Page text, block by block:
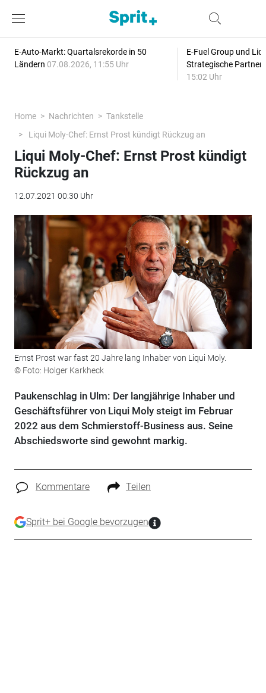
E-Auto-Markt: Quartalsrekorde in 50
Ländern 07.08.2026, 11:55 Uhr
E-Fuel Group und
Strategische
15:02 Uhr
Home Nachrichten
Tankstelle
Liqui Moly-Chef: Ernst Prost kündigt Rückzug an
Liqui Moly-Chef: Ernst Prost kündigt
Rückzug an
12.07.2021 00:30 Uhr
Ernst Prost war fast 20 Jahre lang Inhaber von Liqui Moly.
© Foto: Holger Karkheck
Paukenschlag in Ulm: Der langjährige Inhaber und
Geschäftsführer von Liqui Moly steigt im Februar
2022 aus dem Schmierstoff-Business aus. Seine
Abschiedsworte sind gewohnt markig.
Kommentare Teilen
Sprit+ bei Google bevorzugen